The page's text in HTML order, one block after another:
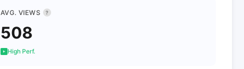
AVG. VIEWS ?
508
High Perf.